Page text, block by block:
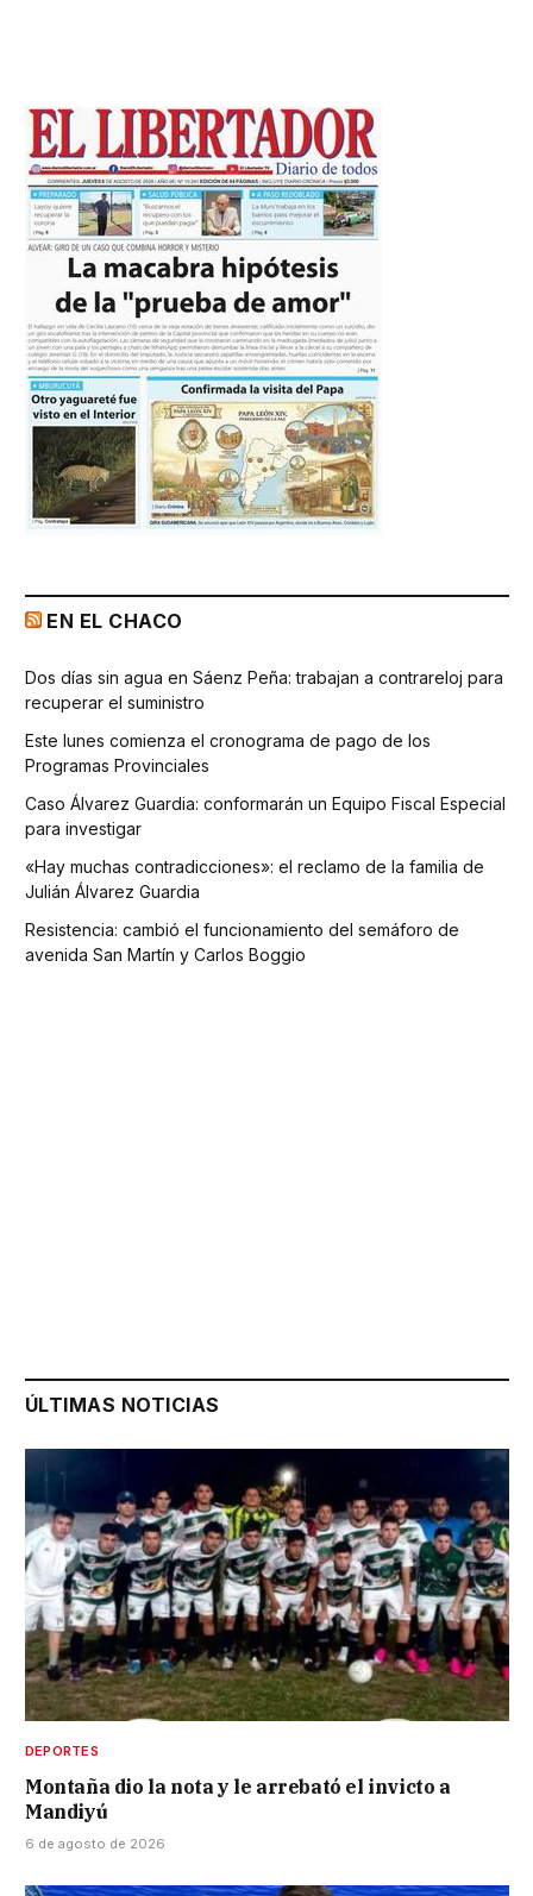
EN EL CHACO
Dos días sin agua en Sáenz Peña: trabajan a contrareloj para
recuperar el suministro
Este lunes comienza el cronograma de pago de los
Programas Provinciales
Caso Álvarez Guardia: conformarán un Equipo Fiscal Especial
para investigar
«Hay muchas contradicciones»: el reclamo de la familia de
Julián Álvarez Guardia
Resistencia: cambió el funcionamiento del semáforo de
avenida San Martín y Carlos Boggio
ÚLTIMAS NOTICIAS
DEPORTES
Montaña dio la nota y le arrebató el invicto a
Mandiyú
6 de agosto de 2026